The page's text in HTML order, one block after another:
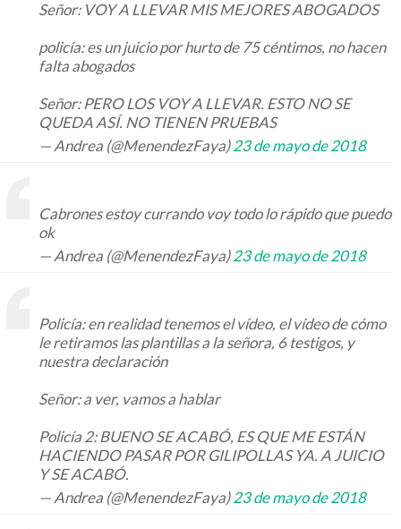
Señor: VOY A LLEVAR MIS MEJORES ABOGADOS
policía: es un juicio por hurto de 75 céntimos, no hacen
falta abogados
Señor: PERO LOS VOY A LLEVAR. ESTO NO SE
QUEDA ASÍ. NO TIENEN PRUEBAS
— Andrea (@MenendezFaya)23 de mayo de 2018
Cabrones estoy currando voy todo lo rápido que puedo
ok
— Andrea (@MenendezFaya)23 de mayo de 2018
Policía: en realidad tenemos el vídeo, el vídeo de cómo
le retiramos las plantillas a la señora, 6 testigos, y
nuestra declaración
Señor: a ver, vamos a hablar
Policía 2: BUENO SE ACABÓ, ES QUE ME ESTÁN
HACIENDO PASAR POR GILIPOLLAS YA. A JUICIO
Y SE ACABÓ.
— Andrea (@MenendezFaya)23 de mayo de 2018